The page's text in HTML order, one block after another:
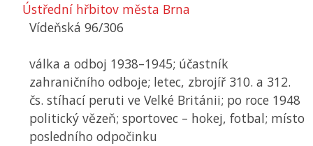
Ústřední hřbitov města Brna
Vídeňská 96/306
válka a odboj 1938–1945; účastník
zahraničního odboje; letec, zbrojíř 310. a 312.
čs. stíhací peruti ve Velké Británii; po roce 1948
politický vězeň; sportovec – hokej, fotbal; místo
posledního odpočinku